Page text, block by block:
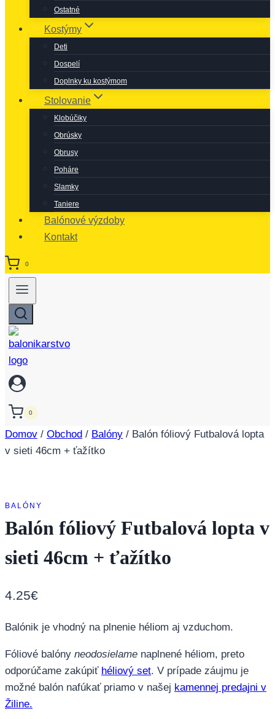
Ostatné
Kostýmy
Deti
Dospelí
Doplnky ku kostýmom
Stolovanie
Klobúčiky
Obrúsky
Obrusy
Poháre
Slamky
Taniere
Balónové výzdoby
Kontakt
0
0
Domov / Obchod / Balóny / Balón fóliový Futbalová lopta
v sieti 46cm + ťažítko
BALÓNY
Balón fóliový Futbalová lopta v
sieti 46cm + ťažítko
4.25€
Balónik je vhodný na plnenie héliom aj vzduchom.
Fóliové balóny neodosielame naplnené héliom, preto
odporúčame zakúpiť héliový set. V prípade záujmu je
možné balón nafúkať priamo v našej kamennej predajni v
Žiline.